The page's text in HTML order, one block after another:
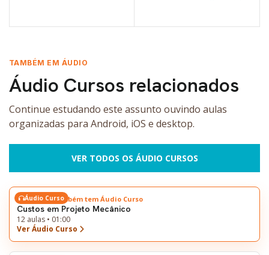
TAMBÉM EM ÁUDIO
Áudio Cursos relacionados
Continue estudando este assunto ouvindo aulas
organizadas para Android, iOS e desktop.
VER TODOS OS ÁUDIO CURSOS
Áudio Curso
Este tema também tem Áudio Curso
Custos em Projeto Mecânico
12 aulas • 01:00
Ver Áudio Curso